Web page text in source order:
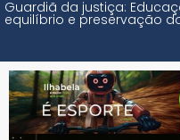
Guardiã da justiça:
equilíbrio e preservação